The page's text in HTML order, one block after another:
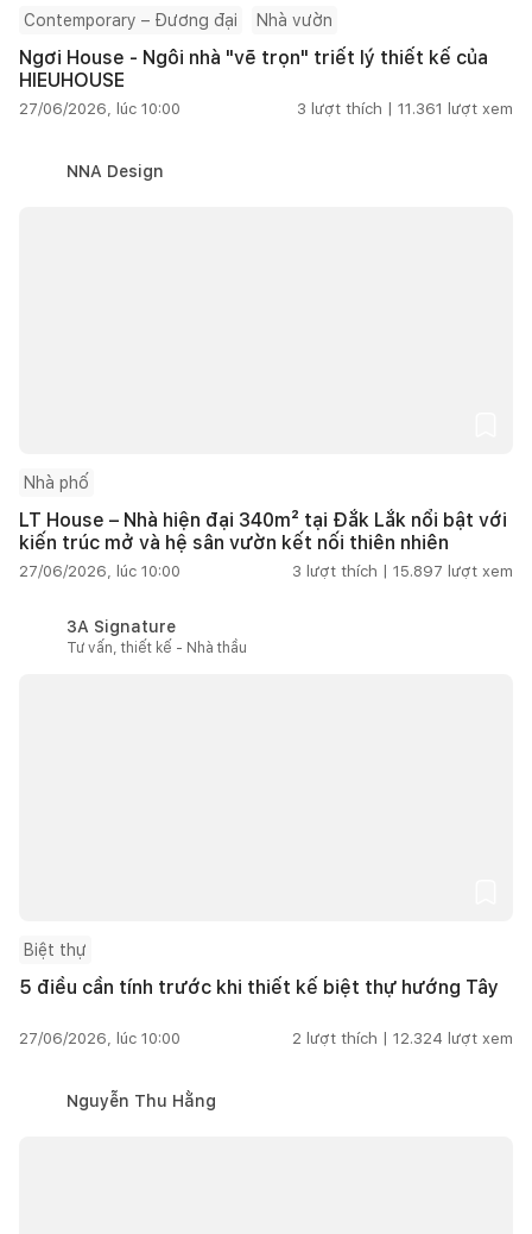
Contemporary – Đương đại Nhà vườn
Ngơi House - Ngôi nhà "vẽ trọn" triết lý thiết kế của
HIEUHOUSE
27/06/2026, lúc 10:00 3 lượt thích | 11.361 lượt xem
NNA Design
Nhà phố
LT House – Nhà hiện đại 340m² tại Đắk Lắk nổi bật với
kiến trúc mở và hệ sân vườn kết nối thiên nhiên
27/06/2026, lúc 10:00 3 lượt thích | 15.897 lượt xem
3A Signature
Tư vấn, thiết kế - Nhà thầu
Biệt thự
5 điều cần tính trước khi thiết kế biệt thự hướng Tây
27/06/2026, lúc 10:00 2 lượt thích | 12.324 lượt xem
Nguyễn Thu Hằng